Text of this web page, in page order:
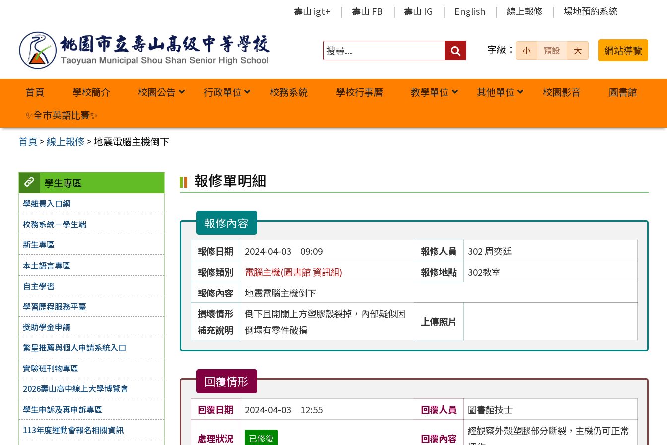
內
壽山 igt+ 壽山 FB 壽山 IG English 線上報修 場地預約系統
搜
字級： 小 預設 大 網站導覽
首頁 學校簡介 校園公告 行政單位 校務系統 學校行事曆 教學單位 其他單位 校園影音
圖書館
✨全市英語比賽✨
首頁 >線上報修>地震電腦主機倒下
學生專區
學雜費入口網
校務系統－學生端
新生專區
本土語言專區
自主學習
學習歷程服務平臺
獎助學金申請
繁星推薦與個人申請系統入口
實驗班刊物專區
2026壽山高中線上大學博覽會
學生申訴及再申訴專區
113年度運動會報名相關資訊
報修單明細
報修內容
報修日期 2024-04-03 09:09 報修人員
302 周奕廷
報修類別
電腦主機(圖書館 資訊組) 報修地點
302教室
報修內容
地震電腦主機倒下
損壞情形
補充說明
倒下且開關上方塑膠殼裂掉，內部疑似因
倒塌有零件破損
上傳照片
回覆情形
回覆日期 2024-04-03 12:55 回覆人員 圖書館技士
處理狀況 已修復 回覆內容
經觀察外殼塑膠部分斷裂，主機仍可正常